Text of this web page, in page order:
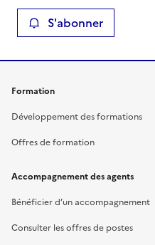
S'abonner
Formation
Développement des formations
Offres de formation
Accompagnement des agents
Bénéficier d’un accompagnement
Consulter les offres de postes